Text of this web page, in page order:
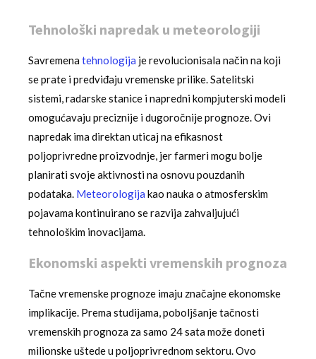
Tehnološki napredak u meteorologiji
Savremenatehnologija je revolucionisala način na koji
se prate i predviđaju vremenske prilike. Satelitski
sistemi, radarske stanice i napredni kompjuterski modeli
omogućavaju preciznije i dugoročnije prognoze. Ovi
napredak ima direktan uticaj na efikasnost
poljoprivredne proizvodnje, jer farmeri mogu bolje
planirati svoje aktivnosti na osnovu pouzdanih
podataka. Meteorologija kao nauka o atmosferskim
pojavama kontinuirano se razvija zahvaljujući
tehnološkim inovacijama.
Ekonomski aspekti vremenskih prognoza
Tačne vremenske prognoze imaju značajne ekonomske
implikacije. Prema studijama, poboljšanje tačnosti
vremenskih prognoza za samo 24 sata može doneti
milionske uštede u poljoprivrednom sektoru. Ovo